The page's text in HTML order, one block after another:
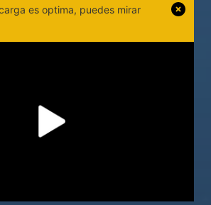
es optima, puedes mirar